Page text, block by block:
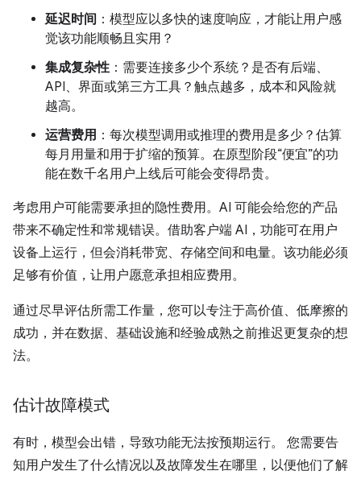
延迟时间 ：模型应以多快的速度响应，才能让用户感
觉该功能顺畅且实用？
集成复杂性：需要连接多少个系统？是否有后端、
API、界面或第三方工具？触点越多，成本和风险就
越高。
运营费用 ：每次模型调用或推理的费用是多少？估算
每月用量和用于扩缩的预算。在原型阶段“便宜”的功
能在数千名用户上线后可能会变得昂贵。
考虑用户可能需要承担的隐性费用。AI 可能会给您的产品
带来不确定性和常规错误。借助客户端 AI，功能可在用户
设备上运行，但会消耗带宽、存储空间和电量。该功能必须
足够有价值，让用户愿意承担相应费用。
通过尽早评估所需工作量，您可以专注于高价值、低摩擦的
成功，并在数据、基础设施和经验成熟之前推迟更复杂的想
法。
估计故障模式
有时，模型会出错，导致功能无法按预期运行。 您需要告
知用户发生了什么情况以及故障发生在哪里，以便他们了解